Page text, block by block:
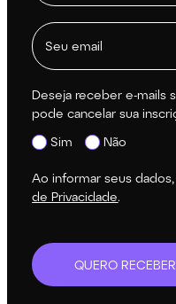
Deseja receber e-mails
pode cancelar sua
Sim
Não
Ao informar seus
de Privacidade.
QUERO RECEBER